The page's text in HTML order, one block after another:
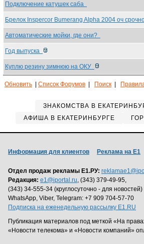
Подключение катушек саба
Брелок Inspercor Bumerang Alpha 2004 оч
Автоматические мойки, где они?
Год выпуска
Куплю резину зимнюю на ОКУ
Обновить Список Форумов Поиск
ЗНАКОМСТВА В
АФИША В ЕКАТЕРИНБУРГЕ
Информация для клиентов Реклама на Е1
Отдел продаж рекламы Е1.РУ:
Редакция: e1@iportal.ru, (343) 379-49-95,
(343) 34-555-34 (круглосуточно - для новостей)
WhatsApp, Viber, Telegram: +7 909 704-57-70
Подписка на еженедельную рассылку E1.RU
Публикация материалов под меткой «На
«Новости телекома» и «Новости компаний»